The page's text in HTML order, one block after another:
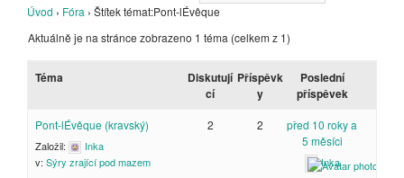
Úvod › Fóra › Štítek témat:Pont-lÉvêque
Aktuálně je na stránce zobrazeno 1 téma (celkem z 1)
Téma
Diskutují
cí
Příspěvk
y
Poslední
příspěvek
Pont-lÉvêque (kravský)
Založil:
Inka
v: Sýry zrající pod mazem
2 2
před 10 roky a
5 měsíci
Inka